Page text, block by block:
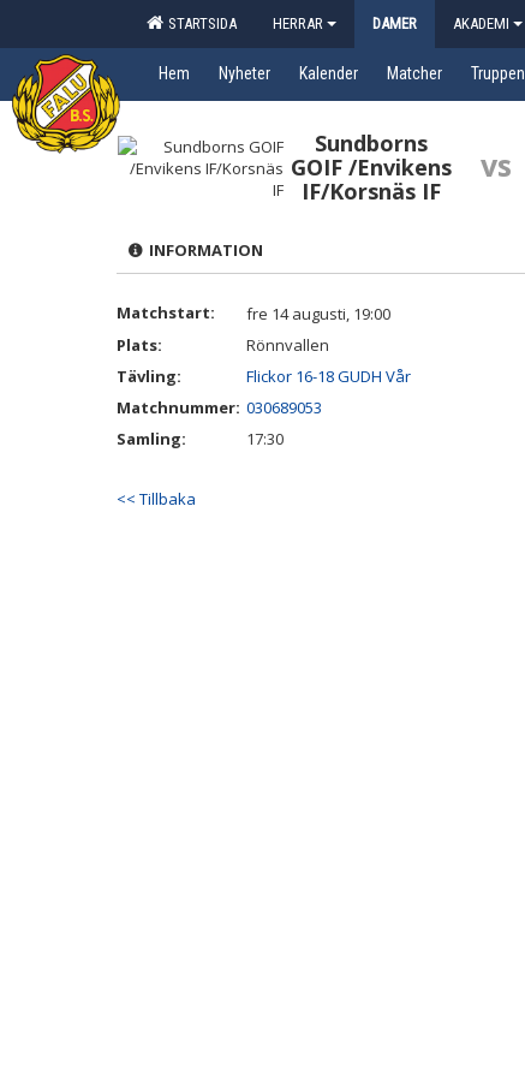
STARTSIDA HERRAR DAMER AKADEMI
Hem Nyheter Kalender Matcher Truppen
Sundborns
GOIF /Envikens
IF/Korsnäs IF
vs
INFORMATION
Matchstart:
fre 14 augusti, 19:00
Plats:
Rönnvallen
Tävling:
Flickor 16-18 GUDH Vår
Matchnummer: 030689053
Samling:
17:30
<< Tillbaka